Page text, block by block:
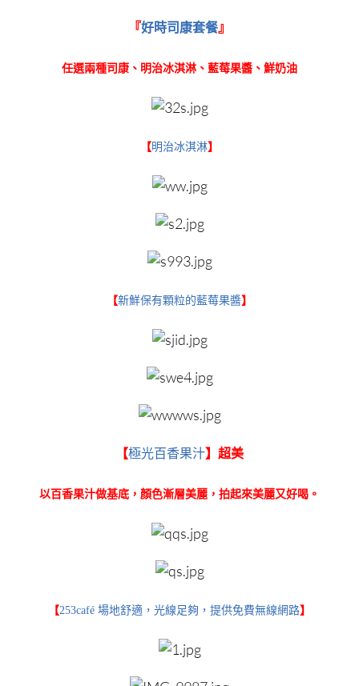
『好時司康套餐』
任選兩種司康、明治冰淇淋、藍莓果醬、鮮奶油
【明治冰淇淋】
【新鮮保有顆粒的藍莓果醬】
【極光百香果汁】超美
以百香果汁做基底，顏色漸層美麗，拍起來美麗又好喝。
【253café 場地舒適，光線足夠，提供免費無線網路】